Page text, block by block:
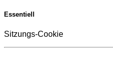
Essentiell
Sitzungs-Cookie